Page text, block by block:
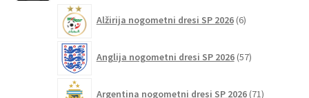
Alžirija nogometni dresi SP 2026 6izdelkov
Anglija nogometni dresi SP 2026 57izdelkov
Argentina nogometni dresi SP 2026 71